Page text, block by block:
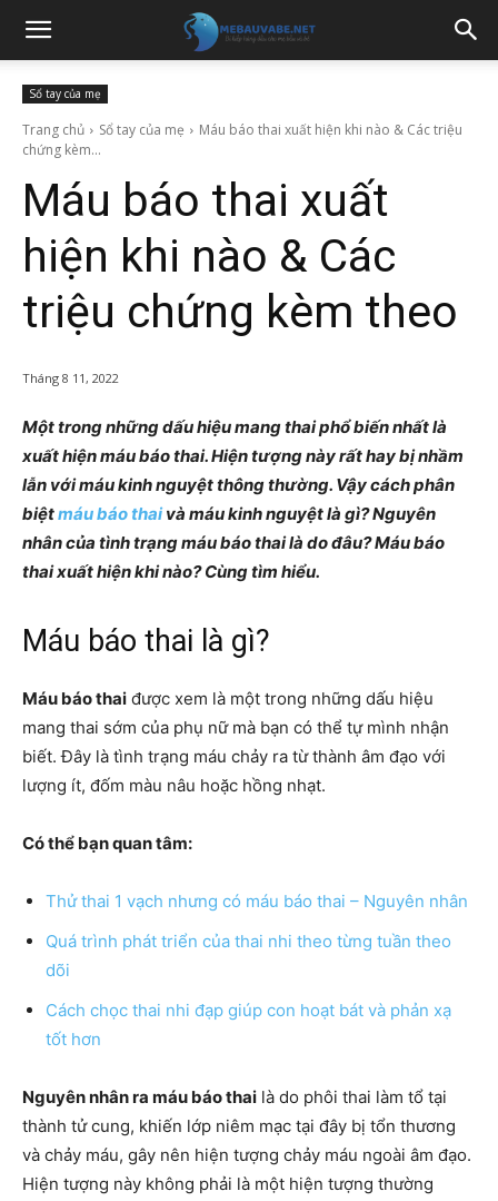
Sổ tay của mẹ
Trang chủ Sổ tay của mẹ
Máu báo thai xuất hiện khi nào & Các triệu
chứng kèm...
Máu báo thai xuất
hiện khi nào & Các
triệu chứng kèm theo
Tháng 8 11, 2022
Một trong những dấu hiệu mang thai phổ biến nhất là
xuất hiện máu báo thai. Hiện tượng này rất hay bị nhầm
lẫn với máu kinh nguyệt thông thường. Vậy cách phân
biệtmáu báo thaivà máu kinh nguyệt là gì? Nguyên
nhân của tình trạng máu báo thai là do đâu? Máu báo
thai xuất hiện khi nào? Cùng tìm hiểu.
Máu báo thai là gì?
Máu báo thai được xem là một trong những dấu hiệu
mang thai sớm của phụ nữ mà bạn có thể tự mình nhận
biết. Đây là tình trạng máu chảy ra từ thành âm đạo với
lượng ít, đốm màu nâu hoặc hồng nhạt.
Có thể bạn quan tâm:
Thử thai 1 vạch nhưng có máu báo thai – Nguyên nhân
Quá trình phát triển của thai nhi theo từng tuần theo
dõi
Cách chọc thai nhi đạp giúp con hoạt bát và phản xạ
tốt hơn
Nguyên nhân ra máu báo thai là do phôi thai làm tổ tại
thành tử cung, khiến lớp niêm mạc tại đây bị tổn thương
và chảy máu, gây nên hiện tượng chảy máu ngoài âm đạo.
Hiện tượng này không phải là một hiện tượng thường